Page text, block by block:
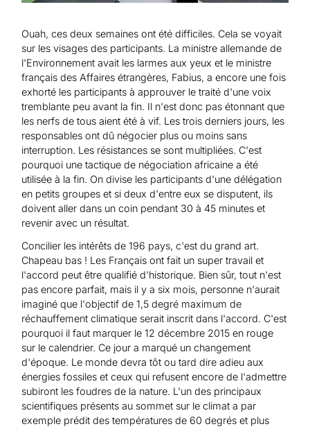
Ouah, ces deux semaines ont été difficiles. Cela se voyait
sur les visages des participants. La ministre allemande de
l'Environnement avait les larmes aux yeux et le ministre
français des Affaires étrangères, Fabius, a encore une fois
exhorté les participants à approuver le traité d'une voix
tremblante peu avant la fin. Il n'est donc pas étonnant que
les nerfs de tous aient été à vif. Les trois derniers jours, les
responsables ont dû négocier plus ou moins sans
interruption. Les résistances se sont multipliées. C'est
pourquoi une tactique de négociation africaine a été
utilisée à la fin. On divise les participants d'une délégation
en petits groupes et si deux d'entre eux se disputent, ils
doivent aller dans un coin pendant 30 à 45 minutes et
revenir avec un résultat.
Concilier les intérêts de 196 pays, c'est du grand art.
Chapeau bas ! Les Français ont fait un super travail et
l'accord peut être qualifié d'historique. Bien sûr, tout n'est
pas encore parfait, mais il y a six mois, personne n'aurait
imaginé que l'objectif de 1,5 degré maximum de
réchauffement climatique serait inscrit dans l'accord. C'est
pourquoi il faut marquer le 12 décembre 2015 en rouge
sur le calendrier. Ce jour a marqué un changement
d'époque. Le monde devra tôt ou tard dire adieu aux
énergies fossiles et ceux qui refusent encore de l'admettre
subiront les foudres de la nature. L'un des principaux
scientifiques présents au sommet sur le climat a par
exemple prédit des températures de 60 degrés et plus